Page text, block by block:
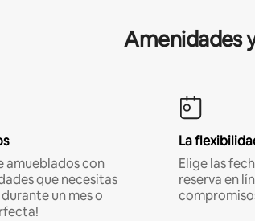
Amenidades
con
que necesitas
un mes o
La
Elige las
reserva en